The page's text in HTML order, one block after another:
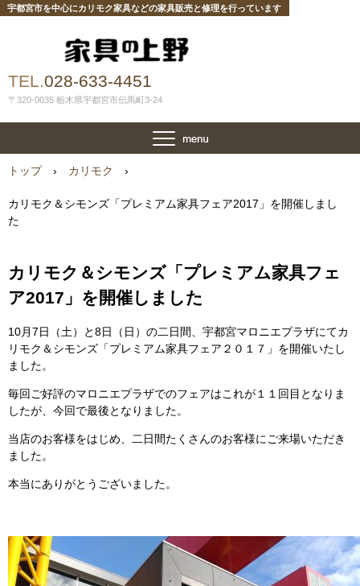
宇都宮市を中心にカリモク家具などの家具販売と修理を行っています
TEL.028-633-4451
〒320-0035 栃木県宇都宮市伝馬町3-24
トップ › カリモク ›
カリモク＆シモンズ「プレミアム家具フェア2017」を開催しまし
た
カリモク＆シモンズ「プレミアム家具フェ
ア2017」を開催しました
10月7日（土）と8日（日）の二日間、宇都宮マロニエプラザにてカ
リモク＆シモンズ「プレミアム家具フェア２０１７」を開催いたし
ました。
毎回ご好評のマロニエプラザでのフェアはこれが１１回目となりま
したが、今回で最後となりました。
当店のお客様をはじめ、二日間たくさんのお客様にご来場いただき
ました。
本当にありがとうございました。